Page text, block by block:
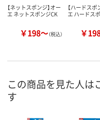
【ネットスポンジ】オー
エ ネットスポンジCK
￥198～（税込）
【ハードスポ
エ ハードス
￥
この商品を見た人は
す